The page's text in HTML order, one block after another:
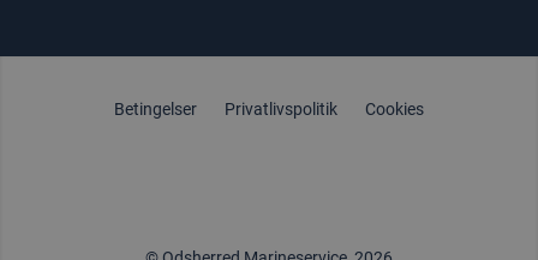
Betingelser Privatlivspolitik Cookies